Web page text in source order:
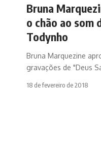
Bruna
o chão ao som
Todynho
Bruna Marquezine
gravações de "Deus
18 de fevereiro de 2018